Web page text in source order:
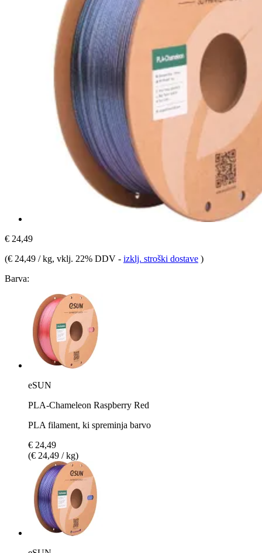
€ 24,49
(€ 24,49 / kg, vklj. 22% DDV - izklj. stroški dostave )
Barva:
eSUN
PLA-Chameleon Raspberry Red
PLA filament, ki spreminja barvo
€ 24,49
(€ 24,49 / kg)